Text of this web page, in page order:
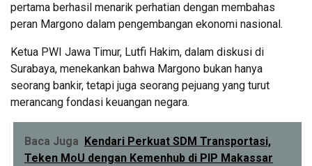
pertama berhasil menarik perhatian dengan membahas
peran Margono dalam pengembangan ekonomi nasional.
Ketua PWI Jawa Timur, Lutfi Hakim, dalam diskusi di
Surabaya, menekankan bahwa Margono bukan hanya
seorang bankir, tetapi juga seorang pejuang yang turut
merancang fondasi keuangan negara.
Baca Juga
Kendari Perkuat SDM Transportasi,
Teken MoU dengan Kemenhub di PIP Makassar